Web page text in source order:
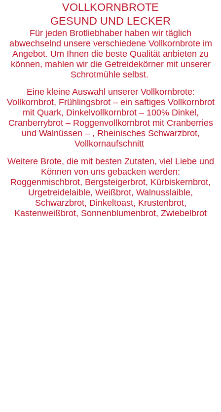
VOLLKORNBROTE
GESUND UND LECKER
Für jeden Brotliebhaber haben wir täglich
abwechselnd unsere verschiedene Vollkornbrote im
Angebot. Um Ihnen die beste Qualität anbieten zu
können, mahlen wir die Getreidekörner mit unserer
Schrotmühle selbst.
Eine kleine Auswahl unserer Vollkornbrote:
Vollkornbrot, Frühlingsbrot – ein saftiges Vollkornbrot
mit Quark, Dinkelvollkornbrot – 100% Dinkel,
Cranberrybrot – Roggenvollkornbrot mit Cranberries
und Walnüssen – , Rheinisches Schwarzbrot,
Vollkornaufschnitt
Weitere Brote, die mit besten Zutaten, viel Liebe und
Können von uns gebacken werden:
Roggenmischbrot, Bergsteigerbrot, Kürbiskernbrot,
Urgetreidelaible, Weißbrot, Walnusslaible,
Schwarzbrot, Dinkeltoast, Krustenbrot,
Kastenweißbrot, Sonnenblumenbrot, Zwiebelbrot